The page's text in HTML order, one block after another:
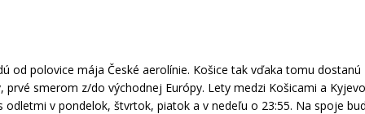
od polovice mája České aerolínie. Košice tak vďaka tomu dostanú
smerom z/do východnej Európy. Lety medzi Košicami a
v pondelok, štvrtok, piatok a v nedeľu o 23:55. Na spoje